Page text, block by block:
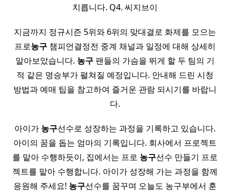
치릅니다. Q4. 씨지브이
지금까지 정규시즌 5위와 6위의 맞대결로 화제를 모으는
프로농구 챔피언결정전 중계 채널과 일정에 대해 상세히
알아보았습니다. 농구 팬들의 가슴을 뛰게 할 두 팀의 기
적 같은 명승부가 펼쳐질 예정입니다. 안내해 드린 시청
방법과 예매 팁을 참고하여 즐거운 관람 되시기를 바랍니
다.
아이가 농구선수로 성장하는 과정을 기록하고 있습니다.
아이의 꿈을 돕는 엄마의 기록입니다. 회사에서 프로젝트
를 맡아 수행하듯이, 집에서는 프로 농구선수 만들기 프로
젝트를 맡아 수행합니다. 아이가 성장해 가는 과정을 함께
응원해 주세요! 농구선수를 꿈꾸며 오늘도 농구부에서 훈